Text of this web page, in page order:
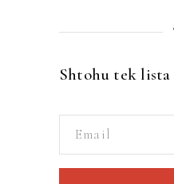
Shtohu tek